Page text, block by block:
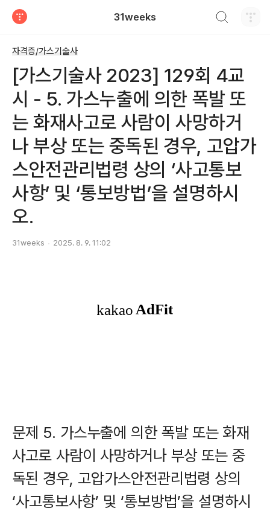
31weeks
자격증/가스기술사
[가스기술사 2023] 129회 4교
시 - 5. 가스누출에 의한 폭발 또
는 화재사고로 사람이 사망하거
나 부상 또는 중독된 경우, 고압가
스안전관리법령 상의 ‘사고통보
사항’ 및 ‘통보방법’을 설명하시
오.
31weeks 2025. 8. 9. 11:02
문제 5. 가스누출에 의한 폭발 또는 화재
사고로 사람이 사망하거나 부상 또는 중
독된 경우, 고압가스안전관리법령 상의
‘사고통보사항’ 및 ‘통보방법’을 설명하시